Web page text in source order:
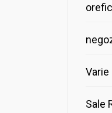
Varie
Sale